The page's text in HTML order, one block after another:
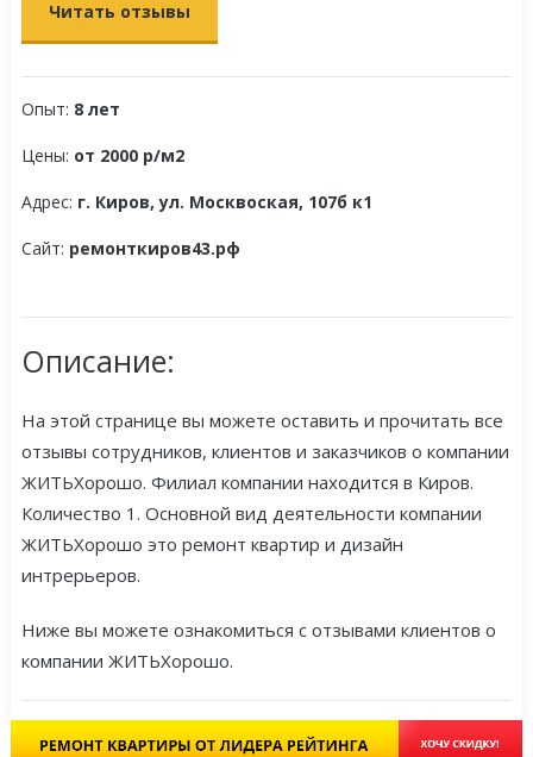
Читать отзывы
Опыт: 8 лет
Цены: от 2000 р/м2
Адрес: г. Киров, ул. Москвоская, 107б к1
Сайт: ремонткиров43.рф
Описание:
На этой странице вы можете оставить и прочитать все
отзывы сотрудников, клиентов и заказчиков о компании
ЖИТЬХорошо. Филиал компании находится в Киров.
Количество 1. Основной вид деятельности компании
ЖИТЬХорошо это ремонт квартир и дизайн
интрерьеров.
Ниже вы можете ознакомиться с отзывами клиентов о
компании ЖИТЬХорошо.